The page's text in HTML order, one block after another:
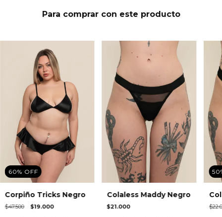
Para comprar con este producto
60% OFF
Corpiño Tricks Negro
$47.500 $19.000
Colaless Maddy Negro
$21.000
50